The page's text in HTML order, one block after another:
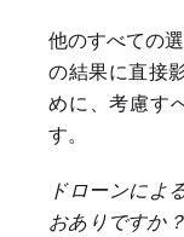
他のすべての
の結果に直接
めに、考慮す
す。
ドローンによ
おありですか？